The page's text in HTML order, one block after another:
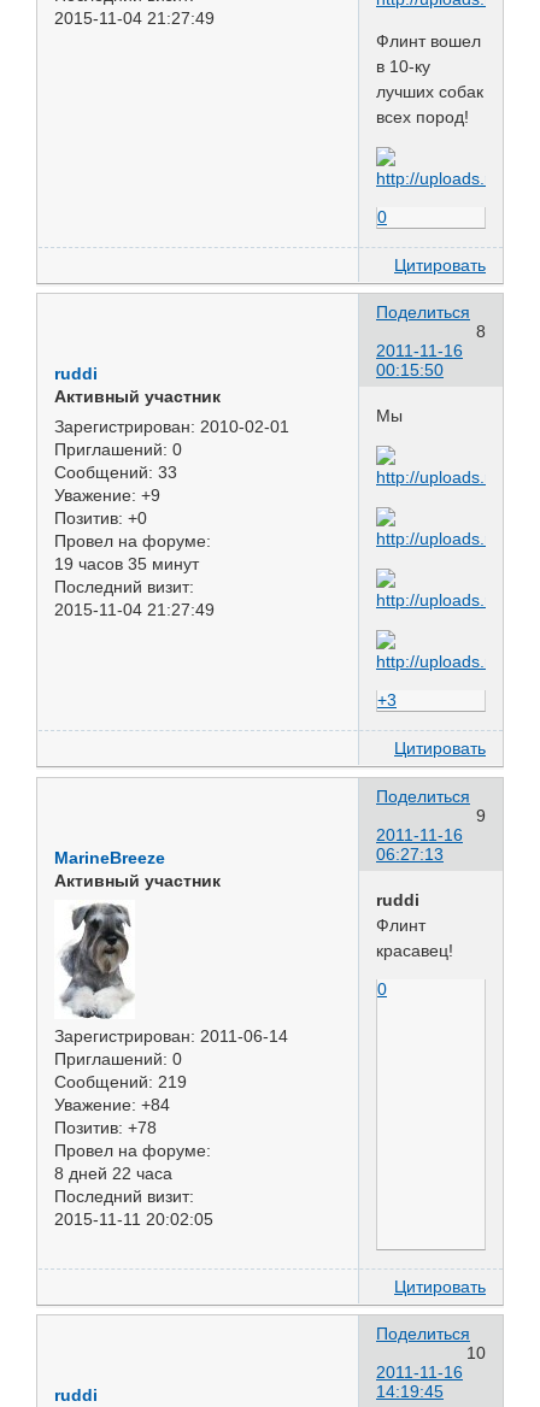
2015-11-04 21:27:49
Флинт вошел
в 10-ку
лучших собак
всех пород!
0
Цитировать
Поделиться
8
2011-11-16
00:15:50
ruddi
Активный участник
Зарегистрирован: 2010-02-01
Приглашений: 0
Сообщений: 33
Уважение: +9
Позитив: +0
Провел на форуме:
19 часов 35 минут
Последний визит:
2015-11-04 21:27:49
Мы
+3
Цитировать
Поделиться
9
2011-11-16
06:27:13
MarineBreeze
Активный участник
Зарегистрирован: 2011-06-14
Приглашений: 0
Сообщений: 219
Уважение: +84
Позитив: +78
Провел на форуме:
8 дней 22 часа
Последний визит:
2015-11-11 20:02:05
ruddi
Флинт
красавец!
0
Цитировать
Поделиться
10
2011-11-16
14:19:45
ruddi